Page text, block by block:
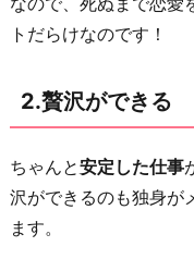
き
6.
自
の
た
め
トだらけなのです！
2.贅沢ができる
ちゃんと安定した仕事
沢ができるのも独身が
ます。